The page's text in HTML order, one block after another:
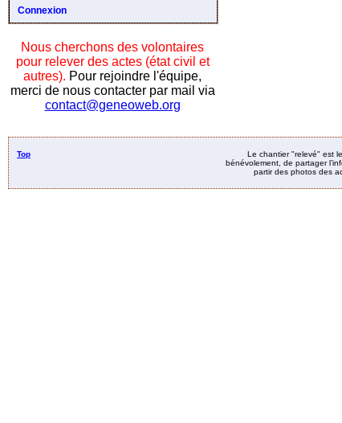
Connexion
Nous cherchons des volontaires
pour relever des actes (état civil et
autres). Pour rejoindre l'équipe,
merci de nous contacter par mail via
contact@geneoweb.org
Top
Le chantier "relevé" est
bénévolement, de partager
partir des photos des